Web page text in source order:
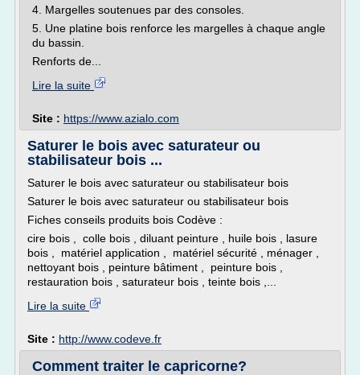
4. Margelles soutenues par des consoles.
5. Une platine bois renforce les margelles à chaque angle
du bassin.
Renforts de...
Lire la suite
Site : https://www.azialo.com
Saturer le bois avec saturateur ou
stabilisateur bois ...
Saturer le bois avec saturateur ou stabilisateur bois
Saturer le bois avec saturateur ou stabilisateur bois
Fiches conseils produits bois Codève :
cire bois , colle bois , diluant peinture , huile bois , lasure
bois , matériel application , matériel sécurité , ménager ,
nettoyant bois , peinture bâtiment , peinture bois ,
restauration bois , saturateur bois , teinte bois ,...
Lire la suite
Site : http://www.codeve.fr
Comment traiter le capricorne?